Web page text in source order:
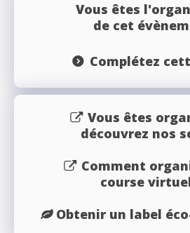
Vous êtes
de cet
Complétez
Vous êtes
découvrez nos
Comment
course
Obtenir un label